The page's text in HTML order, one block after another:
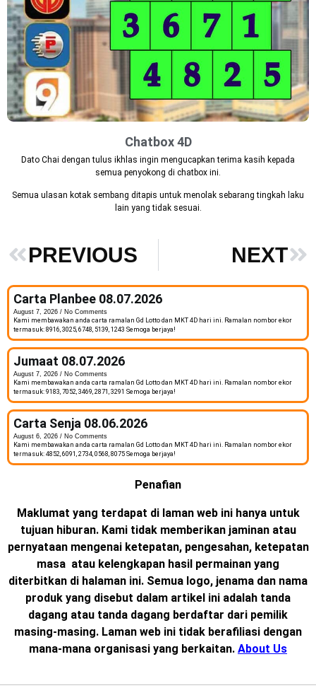
Chatbox 4D
Dato Chai dengan tulus ikhlas ingin mengucapkan terima kasih kepada
semua penyokong di chatbox ini.
Semua ulasan kotak sembang ditapis untuk menolak sebarang tingkah laku
lain yang tidak sesuai.
PREVIOUS NEXT
Carta Planbee 08.07.2026
August 7, 2026
No Comments
Kami membawakan anda carta ramalan Gd Lotto dan MKT 4D hari ini. Ramalan nombor ekor
termasuk: 8916, 3025, 6748, 5139, 1243 Semoga berjaya!
Jumaat 08.07.2026
August 7, 2026
No Comments
Kami membawakan anda carta ramalan Gd Lotto dan MKT 4D hari ini. Ramalan nombor ekor
termasuk: 9183, 7052, 3469, 2871, 3291 Semoga berjaya!
Carta Senja 08.06.2026
August 6, 2026
No Comments
Kami membawakan anda carta ramalan Gd Lotto dan MKT 4D hari ini. Ramalan nombor ekor
termasuk: 4852, 6091, 2734, 0568, 8075 Semoga berjaya!
Penafian
Maklumat yang terdapat di laman web ini hanya untuk
tujuan hiburan. Kami tidak memberikan jaminan atau
pernyataan mengenai ketepatan, pengesahan, ketepatan
masa atau kelengkapan hasil permainan yang
diterbitkan di halaman ini. Semua logo, jenama dan nama
produk yang disebut dalam artikel ini adalah tanda
dagang atau tanda dagang berdaftar dari pemilik
masing-masing. Laman web ini tidak berafiliasi dengan
mana-mana organisasi yang berkaitan. About Us